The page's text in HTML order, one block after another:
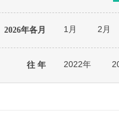
2026年各月 1月 2月
往 年 2022年